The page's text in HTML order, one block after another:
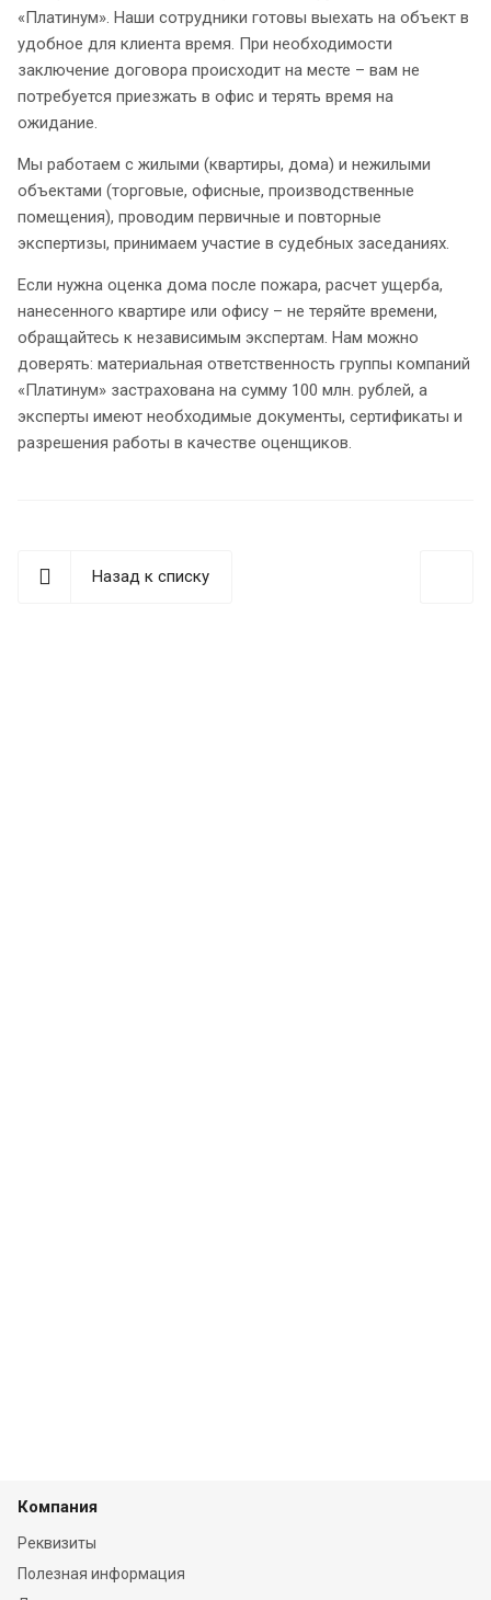
«Платинум». Наши сотрудники готовы выехать на объект в
удобное для клиента время. При необходимости
заключение договора происходит на месте – вам не
потребуется приезжать в офис и терять время на
ожидание.
Мы работаем с жилыми (квартиры, дома) и нежилыми
объектами (торговые, офисные, производственные
помещения), проводим первичные и повторные
экспертизы, принимаем участие в судебных заседаниях.
Если нужна оценка дома после пожара, расчет ущерба,
нанесенного квартире или офису – не теряйте времени,
обращайтесь к независимым экспертам. Нам можно
доверять: материальная ответственность группы компаний
«Платинум» застрахована на сумму 100 млн. рублей, а
эксперты имеют необходимые документы, сертификаты и
разрешения работы в качестве оценщиков.
Назад к списку
Компания
Реквизиты
Полезная информация